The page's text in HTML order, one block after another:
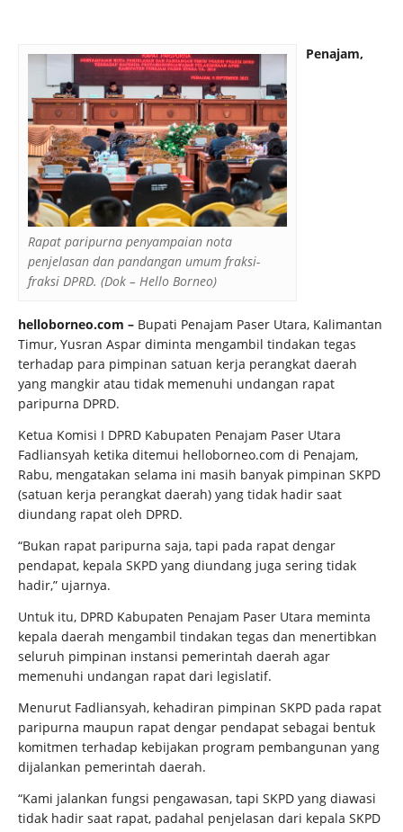
Rapat paripurna penyampaian nota
penjelasan dan pandangan umum fraksi-
fraksi DPRD. (Dok – Hello Borneo)
Penajam,
helloborneo.com – Bupati Penajam Paser Utara, Kalimantan
Timur, Yusran Aspar diminta mengambil tindakan tegas
terhadap para pimpinan satuan kerja perangkat daerah
yang mangkir atau tidak memenuhi undangan rapat
paripurna DPRD.
Ketua Komisi I DPRD Kabupaten Penajam Paser Utara
Fadliansyah ketika ditemui helloborneo.com di Penajam,
Rabu, mengatakan selama ini masih banyak pimpinan SKPD
(satuan kerja perangkat daerah) yang tidak hadir saat
diundang rapat oleh DPRD.
“Bukan rapat paripurna saja, tapi pada rapat dengar
pendapat, kepala SKPD yang diundang juga sering tidak
hadir,” ujarnya.
Untuk itu, DPRD Kabupaten Penajam Paser Utara meminta
kepala daerah mengambil tindakan tegas dan menertibkan
seluruh pimpinan instansi pemerintah daerah agar
memenuhi undangan rapat dari legislatif.
Menurut Fadliansyah, kehadiran pimpinan SKPD pada rapat
paripurna maupun rapat dengar pendapat sebagai bentuk
komitmen terhadap kebijakan program pembangunan yang
dijalankan pemerintah daerah.
“Kami jalankan fungsi pengawasan, tapi SKPD yang diawasi
tidak hadir saat rapat, padahal penjelasan dari kepala SKPD